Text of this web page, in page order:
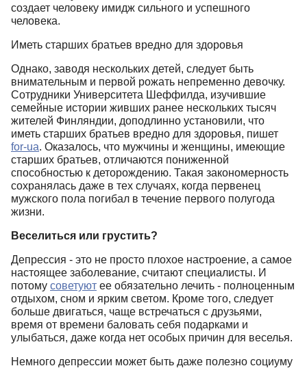
создает человеку имидж сильного и успешного
человека.
Иметь старших братьев вредно для здоровья
Однако, заводя нескольких детей, следует быть
внимательным и первой рожать непременно девочку.
Сотрудники Университета Шеффилда, изучившие
семейные истории живших ранее нескольких тысяч
жителей Финляндии, доподлинно установили, что
иметь старших братьев вредно для здоровья, пишет
for-ua. Оказалось, что мужчины и женщины, имеющие
старших братьев, отличаются пониженной
способностью к деторождению. Такая закономерность
сохранялась даже в тех случаях, когда первенец
мужского пола погибал в течение первого полугода
жизни.
Веселиться или грустить?
Депрессия - это не просто плохое настроение, а самое
настоящее заболевание, считают специалисты. И
потому советуют ее обязательно лечить - полноценным
отдыхом, сном и ярким светом. Кроме того, следует
больше двигаться, чаще встречаться с друзьями,
время от времени баловать себя подарками и
улыбаться, даже когда нет особых причин для веселья.
Немного депрессии может быть даже полезно социуму